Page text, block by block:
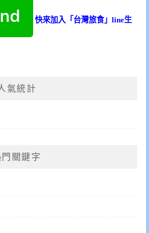
快來加入「台灣旅食」line生
氣統計
門關鍵字